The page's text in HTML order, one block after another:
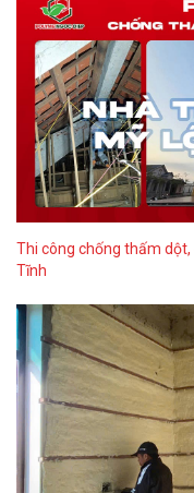
Thi công chống thấm dột,
Tĩnh